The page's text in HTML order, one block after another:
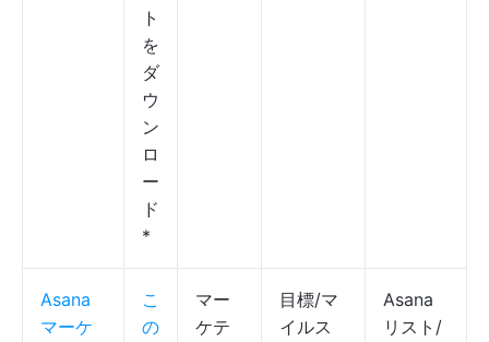
ト
を
ダ
ウ
ン
ロ
ー
ド
*
Asana
マーケ
こ
の
マー
ケテ
目標/マ
イルス
Asana
リスト/